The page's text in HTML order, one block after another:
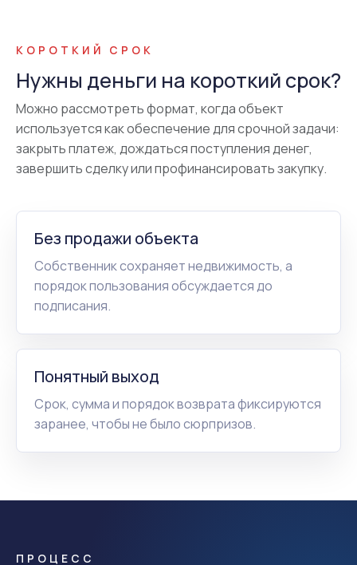
КОРОТКИЙ СРОК
Нужны деньги на короткий срок?
Можно рассмотреть формат, когда объект
используется как обеспечение для срочной задачи:
закрыть платеж, дождаться поступления денег,
завершить сделку или профинансировать закупку.
Без продажи объекта
Собственник сохраняет недвижимость, а
порядок пользования обсуждается до
подписания.
Понятный выход
Срок, сумма и порядок возврата фиксируются
заранее, чтобы не было сюрпризов.
ПРОЦЕСС